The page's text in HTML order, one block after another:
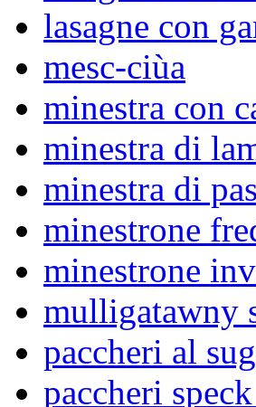
lasagne con
mesc-ciùa
minestra con
minestra di
minestra di
minestrone
minestrone
mulligatawny
paccheri al
paccheri